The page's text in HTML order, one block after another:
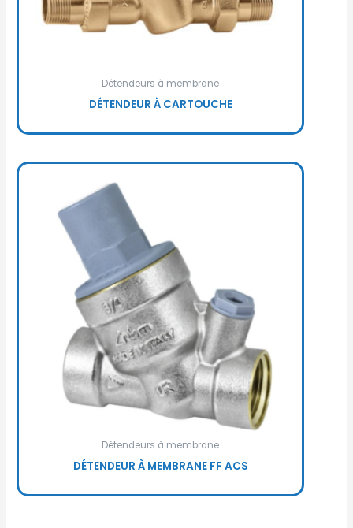
Détendeurs à membrane
DÉTENDEUR À CARTOUCHE
Détendeurs à membrane
DÉTENDEUR À MEMBRANE FF ACS